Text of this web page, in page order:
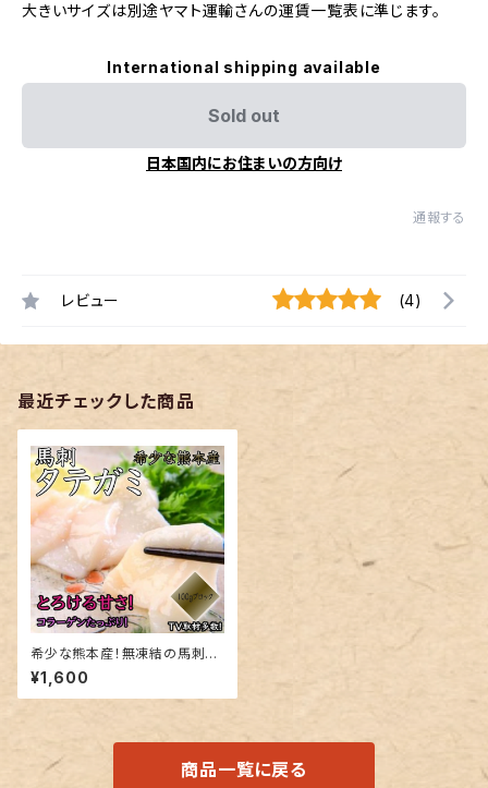
大きいサイズは別途ヤマト運輸さんの運賃一覧表に準じます。
International shipping available
Sold out
日本国内にお住まいの方向け
通報する
レビュー (4)
最近チェックした商品
希少な熊本産！無凍結の馬刺チ
ルド【タテガミ】約100g真空パッ
ク 当店だからこそのチルド発
送！
¥1,600
商品一覧に戻る